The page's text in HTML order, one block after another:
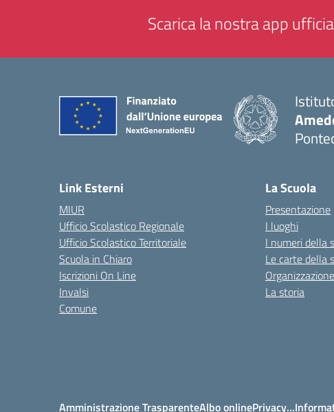
Scarica la nostra app
Link Esterni
MIUR
Ufficio Scolastico Regionale
Ufficio Scolastico Territoriale
Scuola in Chiaro
Iscrizioni On Line
Invalsi
Comune
La Scuola
Presentazione
I luoghi
I numeri della
Le carte della
Organizzazione
La storia
Amministrazione TrasparenteAlbo online